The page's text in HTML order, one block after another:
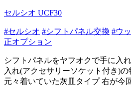
セルシオ UCF30
#セルシオ #シフトパネル交換 #ウ
正オプション
シフトパネルをヤフオクで手に入
入れ(アクセサリーソケット付き)
元々着いていた灰皿タイプ 右が今